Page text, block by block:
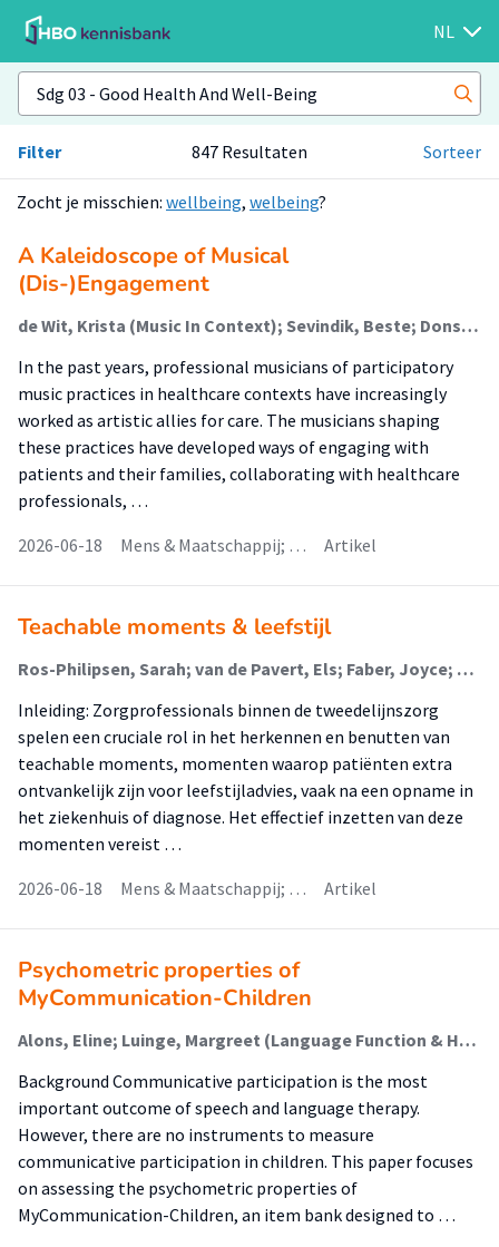
NL
Filter 847 Resultaten Sorteer
Zocht je misschien: wellbeing, welbeing?
A Kaleidoscope of Musical
(Dis-)Engagement
de Wit, Krista (Music In Context); Sevindik, Beste; Dons, Karolien (Music In Context)
In the past years, professional musicians of participatory
music practices in healthcare contexts have increasingly
worked as artistic allies for care. The musicians shaping
these practices have developed ways of engaging with
patients and their families, collaborating with healthcare
professionals, …
2026-06-18
Mens & Maatschappij; … Artikel
Teachable moments & leefstijl
Ros-Philipsen, Sarah; van de Pavert, Els; Faber, Joyce; Oldenhuis, Hilbrand (Digital Health); Dijkstra, Karin
Inleiding: Zorgprofessionals binnen de tweedelijnszorg
spelen een cruciale rol in het herkennen en benutten van
teachable moments, momenten waarop patiënten extra
ontvankelijk zijn voor leefstijladvies, vaak na een opname in
het ziekenhuis of diagnose. Het effectief inzetten van deze
momenten vereist …
2026-06-18
Mens & Maatschappij; … Artikel
Psychometric properties of
MyCommunication-Children
Alons, Eline; Luinge, Margreet (Language Function & Healthy Ageing); Gerrits, Ellen; Ter Wal, Nicole; Van Ewijk, Lisette; Schalet, Benjamin; Terwee, Caroline Barbara
Background Communicative participation is the most
important outcome of speech and language therapy.
However, there are no instruments to measure
communicative participation in children. This paper focuses
on assessing the psychometric properties of
MyCommunication-Children, an item bank designed to …